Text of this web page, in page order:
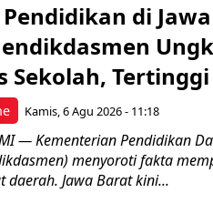
di
Sekolah,
Kamis, 6 Agu 2026 - 11:18
— Kementerian Pendidikan
menyoroti fakta
daerah. Jawa Barat kini...